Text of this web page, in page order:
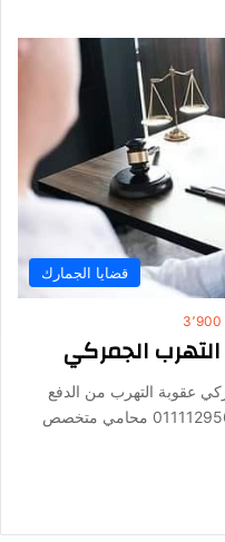
قضايا الجمارك
3٬900
الجمركي
عقوبة التهرب من الدفع
الجمركي عبد المجيد جابر المحاميي 01111295644 محامي متخصص